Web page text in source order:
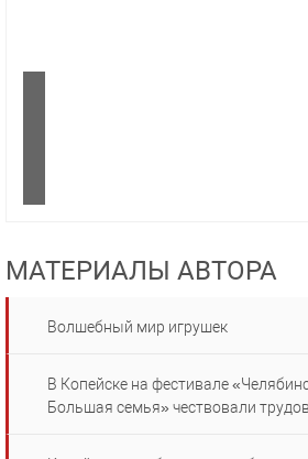
МАТЕРИАЛЫ АВТОРА
Волшебный мир игрушек
В Копейске на фестивале
Большая семья» чествовали